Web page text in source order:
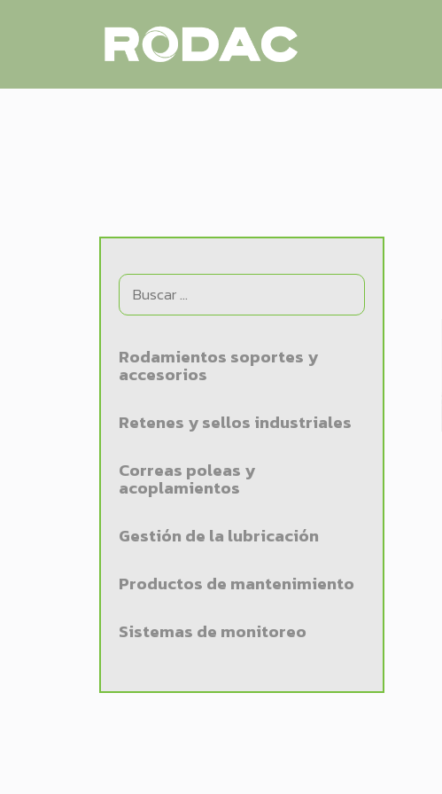
Rodamientos soportes y
accesorios
Retenes y sellos industriales
Correas poleas y
acoplamientos
Gestión de la lubricación
Productos de mantenimiento
Sistemas de monitoreo